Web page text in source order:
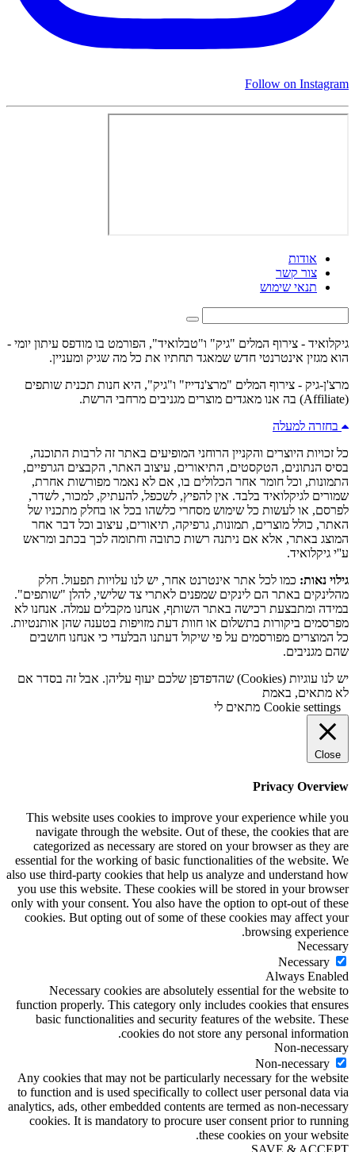
Follow on Instagram
אודות
צור קשר
תנאי שימוש
גיקלואיד - צירוף המלים "גיק" ו"טבלואיד", הפורמט בו מודפס עיתון יומי -
הוא מגזין אינטרנטי חדש שמאגד תחתיו את כל מה שגיק ומעניין.
מרצ'ן-גיק - צירוף המלים "מרצ'נדייז" ו"גיק", היא חנות תכנית שותפים
(Affiliate) בה אנו מאגדים מוצרים מגניבים מרחבי הרשת.
בחזרה למעלה
כל זכויות היוצרים והקניין הרוחני המופיעים באתר זה לרבות התוכנה,
בסיס הנתונים, הטקסטים, התיאורים, עיצוב האתר, הקבצים הגרפיים,
התמונות, וכל חומר אחר הכלולים בו, אם לא נאמר מפורשות אחרת,
שמורים לגיקלואיד בלבד. אין להפיץ, לשכפל, להעתיק, למכור, לשדר,
לפרסם, או לעשות כל שימוש מסחרי כלשהו בכל או בחלק מתכניו של
האתר, כולל מוצרים, תמונות, גרפיקה, תיאורים, עיצוב וכל דבר אחר
המוצג באתר, אלא אם ניתנה רשות כתובה וחתומה לכך בכתב ומראש
ע''י גיקלואיד.
גילוי נאות: כמו לכל אתר אינטרנט אחר, יש לנו עלויות תפעול. חלק
מהלינקים באתר הם לינקים שמפנים לאתרי צד שלישי, להלן "שותפים".
במידה ומתבצעת רכישה באתר השותף, אנחנו מקבלים עמלה. אנחנו לא
מפרסמים ביקורות בתשלום או חוות דעת מזויפות בטענה שהן אותנטיות.
כל המוצרים מפורסמים על פי שיקול דעתנו הבלעדי כי אנחנו חושבים
שהם מגניבים.
יש לנו עוגיות (Cookies) שהדפדפן שלכם יעוף עליהן. אבל זה בסדר אם
לא מתאים, באמת
Cookie settings מתאים לי
Close
Privacy Overview
This website uses cookies to improve your experience while you
navigate through the website. Out of these, the cookies that are
categorized as necessary are stored on your browser as they are
essential for the working of basic functionalities of the website. We
also use third-party cookies that help us analyze and understand how
you use this website. These cookies will be stored in your browser
only with your consent. You also have the option to opt-out of these
cookies. But opting out of some of these cookies may affect your
browsing experience.
Necessary
Necessary
Always Enabled
Necessary cookies are absolutely essential for the website to
function properly. This category only includes cookies that ensures
basic functionalities and security features of the website. These
cookies do not store any personal information.
Non-necessary
Non-necessary
Any cookies that may not be particularly necessary for the website
to function and is used specifically to collect user personal data via
analytics, ads, other embedded contents are termed as non-necessary
cookies. It is mandatory to procure user consent prior to running
these cookies on your website.
SAVE & ACCEPT